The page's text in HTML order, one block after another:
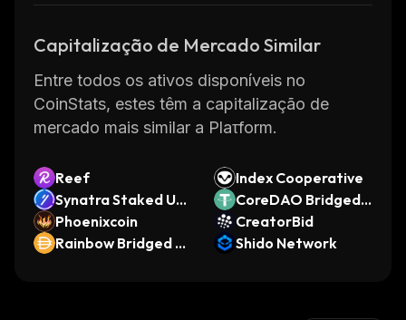
Capitalização de Mercado Similar
Entre todos os ativos disponíveis no
CoinStats, estes têm a capitalização de
mercado mais similar a Plaτform.
Reef
Index Cooperative
Synatra Staked US
DC
CoreDAO Bridged
USDT (Core)
Phoenixcoin
CreatorBid
Rainbow Bridged D
Shido Network